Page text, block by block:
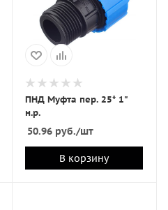
ПНД Муфта пер. 25* 1"
н.р.
50.96руб./шт
В корзину